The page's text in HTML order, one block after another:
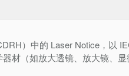
）中的 Laser Notice，以
材（如放大透镜、放大镜、